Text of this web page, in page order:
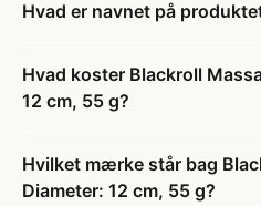
Hvad er navnet på
Hvad koster Blackroll
12 cm, 55 g?
Hvilket mærke står bag
Diameter: 12 cm, 55 g?